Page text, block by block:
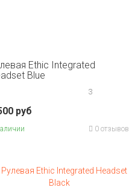
Ethic Integrated
Blue
3
руб
0 отзывов